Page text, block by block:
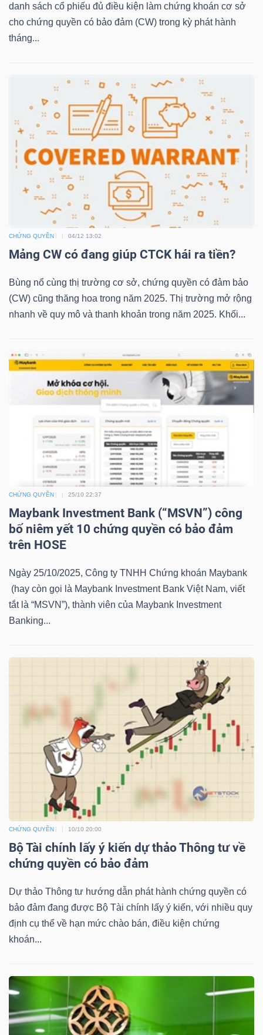
danh sách cổ phiếu đủ điều kiện làm chứng khoán cơ sở
cho chứng quyền có bảo đảm (CW) trong kỳ phát hành
tháng...
CHỨNG QUYỀN 04/12 13:02
Mảng CW có đang giúp CTCK hái ra tiền?
Bùng nổ cùng thị trường cơ sở, chứng quyền có đảm bảo
(CW) cũng thăng hoa trong năm 2025. Thị trường mở rộng
nhanh về quy mô và thanh khoản trong năm 2025. Khối...
CHỨNG QUYỀN 25/10 22:37
Maybank Investment Bank (“MSVN”) công
bố niêm yết 10 chứng quyền có bảo đảm
trên HOSE
Ngày 25/10/2025, Công ty TNHH Chứng khoán Maybank
(hay còn gọi là Maybank Investment Bank Việt Nam, viết
tắt là “MSVN”), thành viên của Maybank Investment
Banking...
CHỨNG QUYỀN 10/10 20:00
Bộ Tài chính lấy ý kiến dự thảo Thông tư về
chứng quyền có bảo đảm
Dự thảo Thông tư hướng dẫn phát hành chứng quyền có
bảo đảm đang được Bộ Tài chính lấy ý kiến, với nhiều quy
định cụ thể về hạn mức chào bán, điều kiện chứng
khoán...
NGÀNH
NGHIỆP
CỔ
PHIẾU
SINH
TRÁI
CÔNG
ĐẦU
TRUY
XUẤT
DỮ
LIỆU
Ngành
(-)
VS-
SECTOR
LƯỢNG
NGUYÊN
CÔNG
NGHIỆP
KHÔNG
THIẾT